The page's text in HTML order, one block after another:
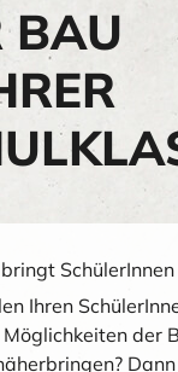
BAU
Ihren
der